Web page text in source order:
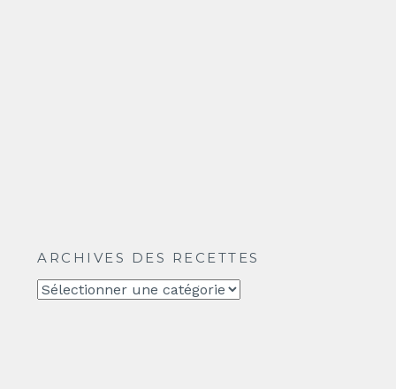
ARCHIVES DES RECETTES
Archives